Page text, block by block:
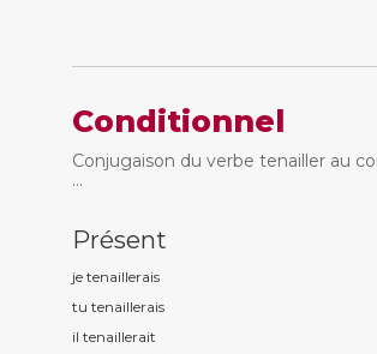
Conditionnel
Conjugaison du verbe tenailler au
...
Présent
je tenaillerais
tu tenaillerais
il tenaillerait